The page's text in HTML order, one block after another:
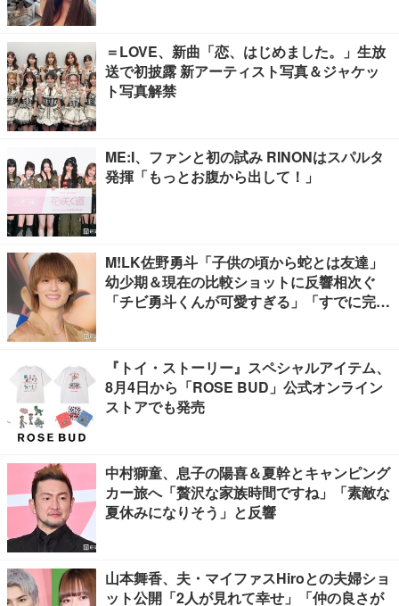
＝LOVE、新曲「恋、はじめました。」生放
送で初披露 新アーティスト写真＆ジャケッ
ト写真解禁
ME:I、ファンと初の試み RINONはスパルタ
発揮「もっとお腹から出して！」
M!LK佐野勇斗「子供の頃から蛇とは友達」
幼少期＆現在の比較ショットに反響相次ぐ
「チビ勇斗くんが可愛すぎる」「すでに完成
『トイ・ストーリー』スペシャルアイテム、
8月4日から「ROSE BUD」公式オンライン
ストアでも発売
中村獅童、息子の陽喜＆夏幹とキャンピング
カー旅へ「贅沢な家族時間ですね」「素敵な
夏休みになりそう」と反響
山本舞香、夫・マイファスHiroとの夫婦ショ
ット公開「2人が見れて幸せ」「仲の良さが